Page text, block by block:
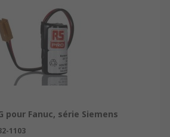
pour Fanuc, série Siemens
1103